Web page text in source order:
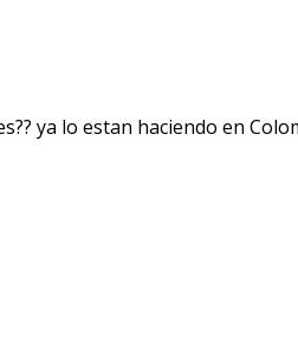
ya lo estan haciendo en